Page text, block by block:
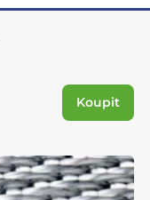
Koupit